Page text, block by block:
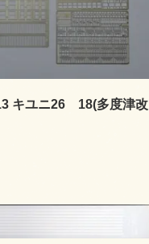
キユニ26 18(多度津改